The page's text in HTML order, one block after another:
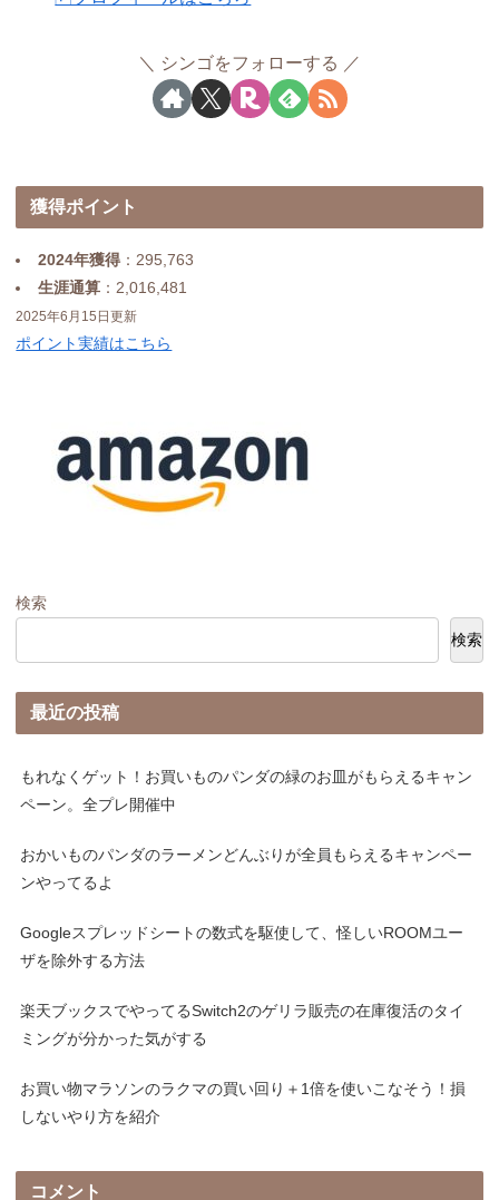
シンゴをフォローする
獲得ポイント
2024年獲得：295,763
生涯通算：2,016,481
2025年6月15日更新
ポイント実績はこちら
検索
検索
最近の投稿
もれなくゲット！お買いものパンダの緑のお皿がもらえるキャン
ペーン。全プレ開催中
おかいものパンダのラーメンどんぶりが全員もらえるキャンペー
ンやってるよ
Googleスプレッドシートの数式を駆使して、怪しいROOMユー
ザを除外する方法
楽天ブックスでやってるSwitch2のゲリラ販売の在庫復活のタイ
ミングが分かった気がする
お買い物マラソンのラクマの買い回り＋1倍を使いこなそう！損
しないやり方を紹介
コメント